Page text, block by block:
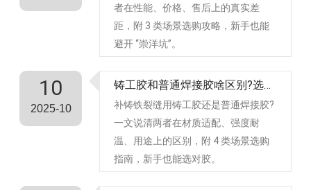
者在性能、价格、售后上的真实差
距，附 3 类场景选购攻略，新手也能
避开 “崇洋坑”。
10
2025-10
​铸工胶和普通焊接胶啥区别?选错白花钱，这篇帮你避坑
​补铸铁裂缝用铸工胶还是普通焊接胶?
一文说清两者在材质适配、强度耐
温、用途上的区别，附 4 类场景选购
指南，新手也能选对胶。